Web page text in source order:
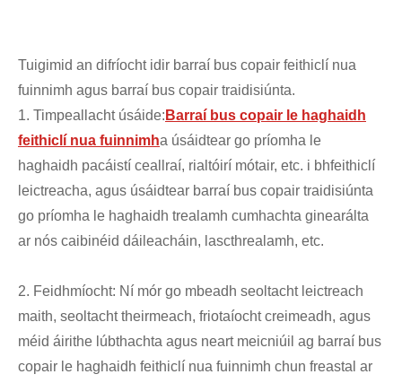
Tuigimid an difríocht idir barraí bus copair feithiclí nua
fuinnimh agus barraí bus copair traidisiúnta.
1. Timpeallacht úsáide: Barraí bus copair le haghaidh
feithiclí nua fuinnimha úsáidtear go príomha le
haghaidh pacáistí ceallraí, rialtóirí mótair, etc. i bhfeithiclí
leictreacha, agus úsáidtear barraí bus copair traidisiúnta
go príomha le haghaidh trealamh cumhachta ginearálta
ar nós caibinéid dáileacháin, lascthrealamh, etc.
2. Feidhmíocht: Ní mór go mbeadh seoltacht leictreach
maith, seoltacht theirmeach, friotaíocht creimeadh, agus
méid áirithe lúbthachta agus neart meicniúil ag barraí bus
copair le haghaidh feithiclí nua fuinnimh chun freastal ar